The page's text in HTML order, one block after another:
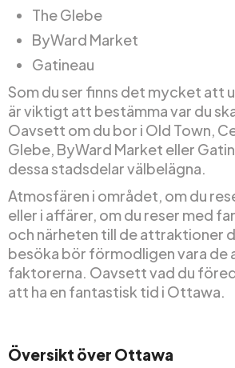
The Glebe
ByWard Market
Gatineau
Som du ser finns det mycket att
är viktigt att bestämma var du
Oavsett om du bor i Old Town,
Glebe, ByWard Market eller
dessa stadsdelar välbelägna.
Atmosfären i området, om du
eller i affärer, om du reser med
och närheten till de attraktioner
besöka bör förmodligen vara de
faktorerna. Oavsett vad du
att ha en fantastisk tid i Ottawa.
Översikt över Ottawa